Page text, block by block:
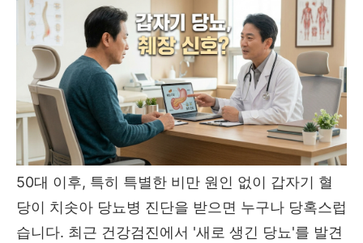
50대 이후, 특히 특별한 비만 원인 없이 갑자기 혈
당이 치솟아 당뇨병 진단을 받으면 누구나 당혹스럽
습니다. 최근 건강검진에서 '새로 생긴 당뇨'를 발견